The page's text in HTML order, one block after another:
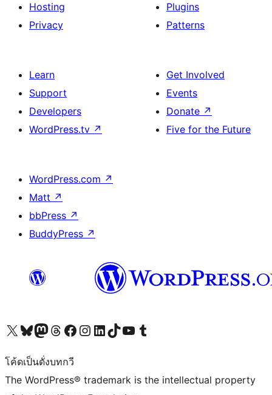
Hosting
Privacy
Plugins
Patterns
Learn
Support
Developers
WordPress.tv ↗
Get Involved
Events
Donate ↗
Five for the Future
WordPress.com ↗
Matt ↗
bbPress ↗
BuddyPress ↗
Visit our X (formerly Twitter) account
Visit our Bluesky account
Visit our Mastodon account
Visit our Threads account
Visit our Facebook page
Visit our Instagram account
Visit our LinkedIn account
Visit our TikTok account
Visit our YouTube channel
Visit our Tumblr account
โค้ดเป็นดั่งบทกวี
The WordPress® trademark is the intellectual property